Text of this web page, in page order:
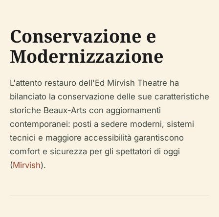
Conservazione e
Modernizzazione
L'attento restauro dell'Ed Mirvish Theatre ha
bilanciato la conservazione delle sue caratteristiche
storiche Beaux-Arts con aggiornamenti
contemporanei: posti a sedere moderni, sistemi
tecnici e maggiore accessibilità garantiscono
comfort e sicurezza per gli spettatori di oggi
(Mirvish).